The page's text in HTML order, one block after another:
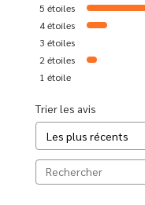
5 étoiles
4étoiles
3 étoiles
2 étoiles
1 étoile
Trier les avis